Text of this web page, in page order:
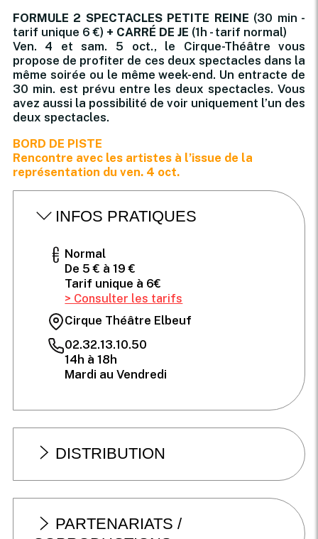
FORMULE 2 SPECTACLES PETITE REINE (30 min -
tarif unique 6 €) + CARRÉ DE JE (1h - tarif normal)
Ven. 4 et sam. 5 oct., le Cirque-Théâtre vous
propose de profiter de ces deux spectacles dans la
même soirée ou le même week-end. Un entracte de
30 min. est prévu entre les deux spectacles. Vous
avez aussi la possibilité de voir uniquement l’un des
deux spectacles.
BORD DE PISTE
Rencontre avec les artistes à l’issue de la
représentation du ven. 4 oct.
INFOS PRATIQUES
Normal
De 5 € à 19 €
Tarif unique à 6€
> Consulter les tarifs
Cirque Théâtre Elbeuf
02.32.13.10.50
14h à 18h
Mardi au Vendredi
DISTRIBUTION
PARTENARIATS /